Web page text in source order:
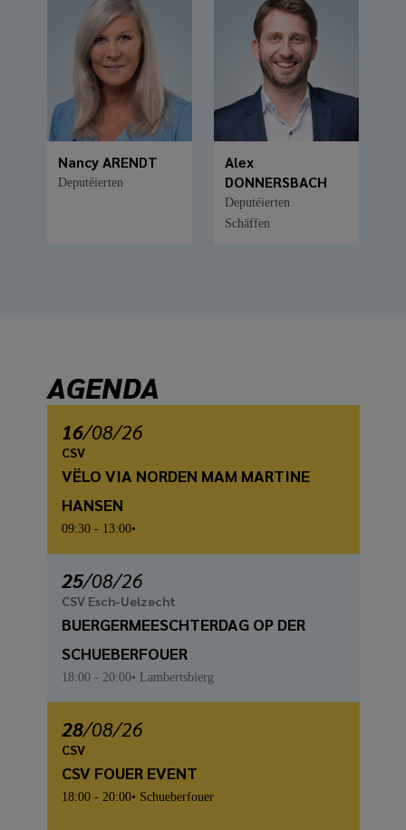
Nancy ARENDT
Deputéierten
Alex
DONNERSBACH
Deputéierten
Schäffen
AGENDA
16/08/26
CSV
VËLO VIA NORDEN MAM MARTINE
HANSEN
09:30 - 13:00
25/08/26
CSV Esch-Uelzecht
BUERGERMEESCHTERDAG OP DER
SCHUEBERFOUER
18:00 - 20:00 Lambertsbierg
28/08/26
CSV
CSV FOUER EVENT
18:00 - 20:00 Schueberfouer